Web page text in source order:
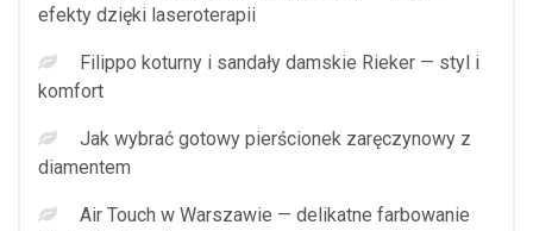
efekty dzięki laseroterapii
Filippo koturny i sandały damskie Rieker — styl i
komfort
Jak wybrać gotowy pierścionek zaręczynowy z
diamentem
Air Touch w Warszawie — delikatne farbowanie